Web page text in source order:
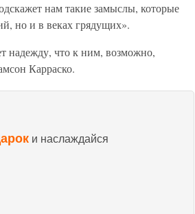
нам такие замыслы, которые
но и в веках грядущих».
надежду, что к ним, возможно,
Карраско.
и наслаждайся